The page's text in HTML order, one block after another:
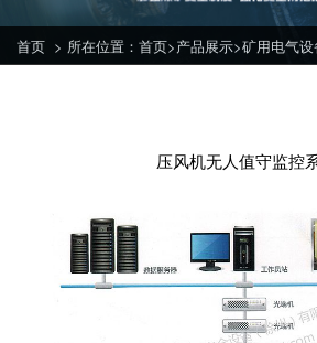
首页 > 所在位置： 首页>产品展示>矿用电气设
压风机无人值守监控